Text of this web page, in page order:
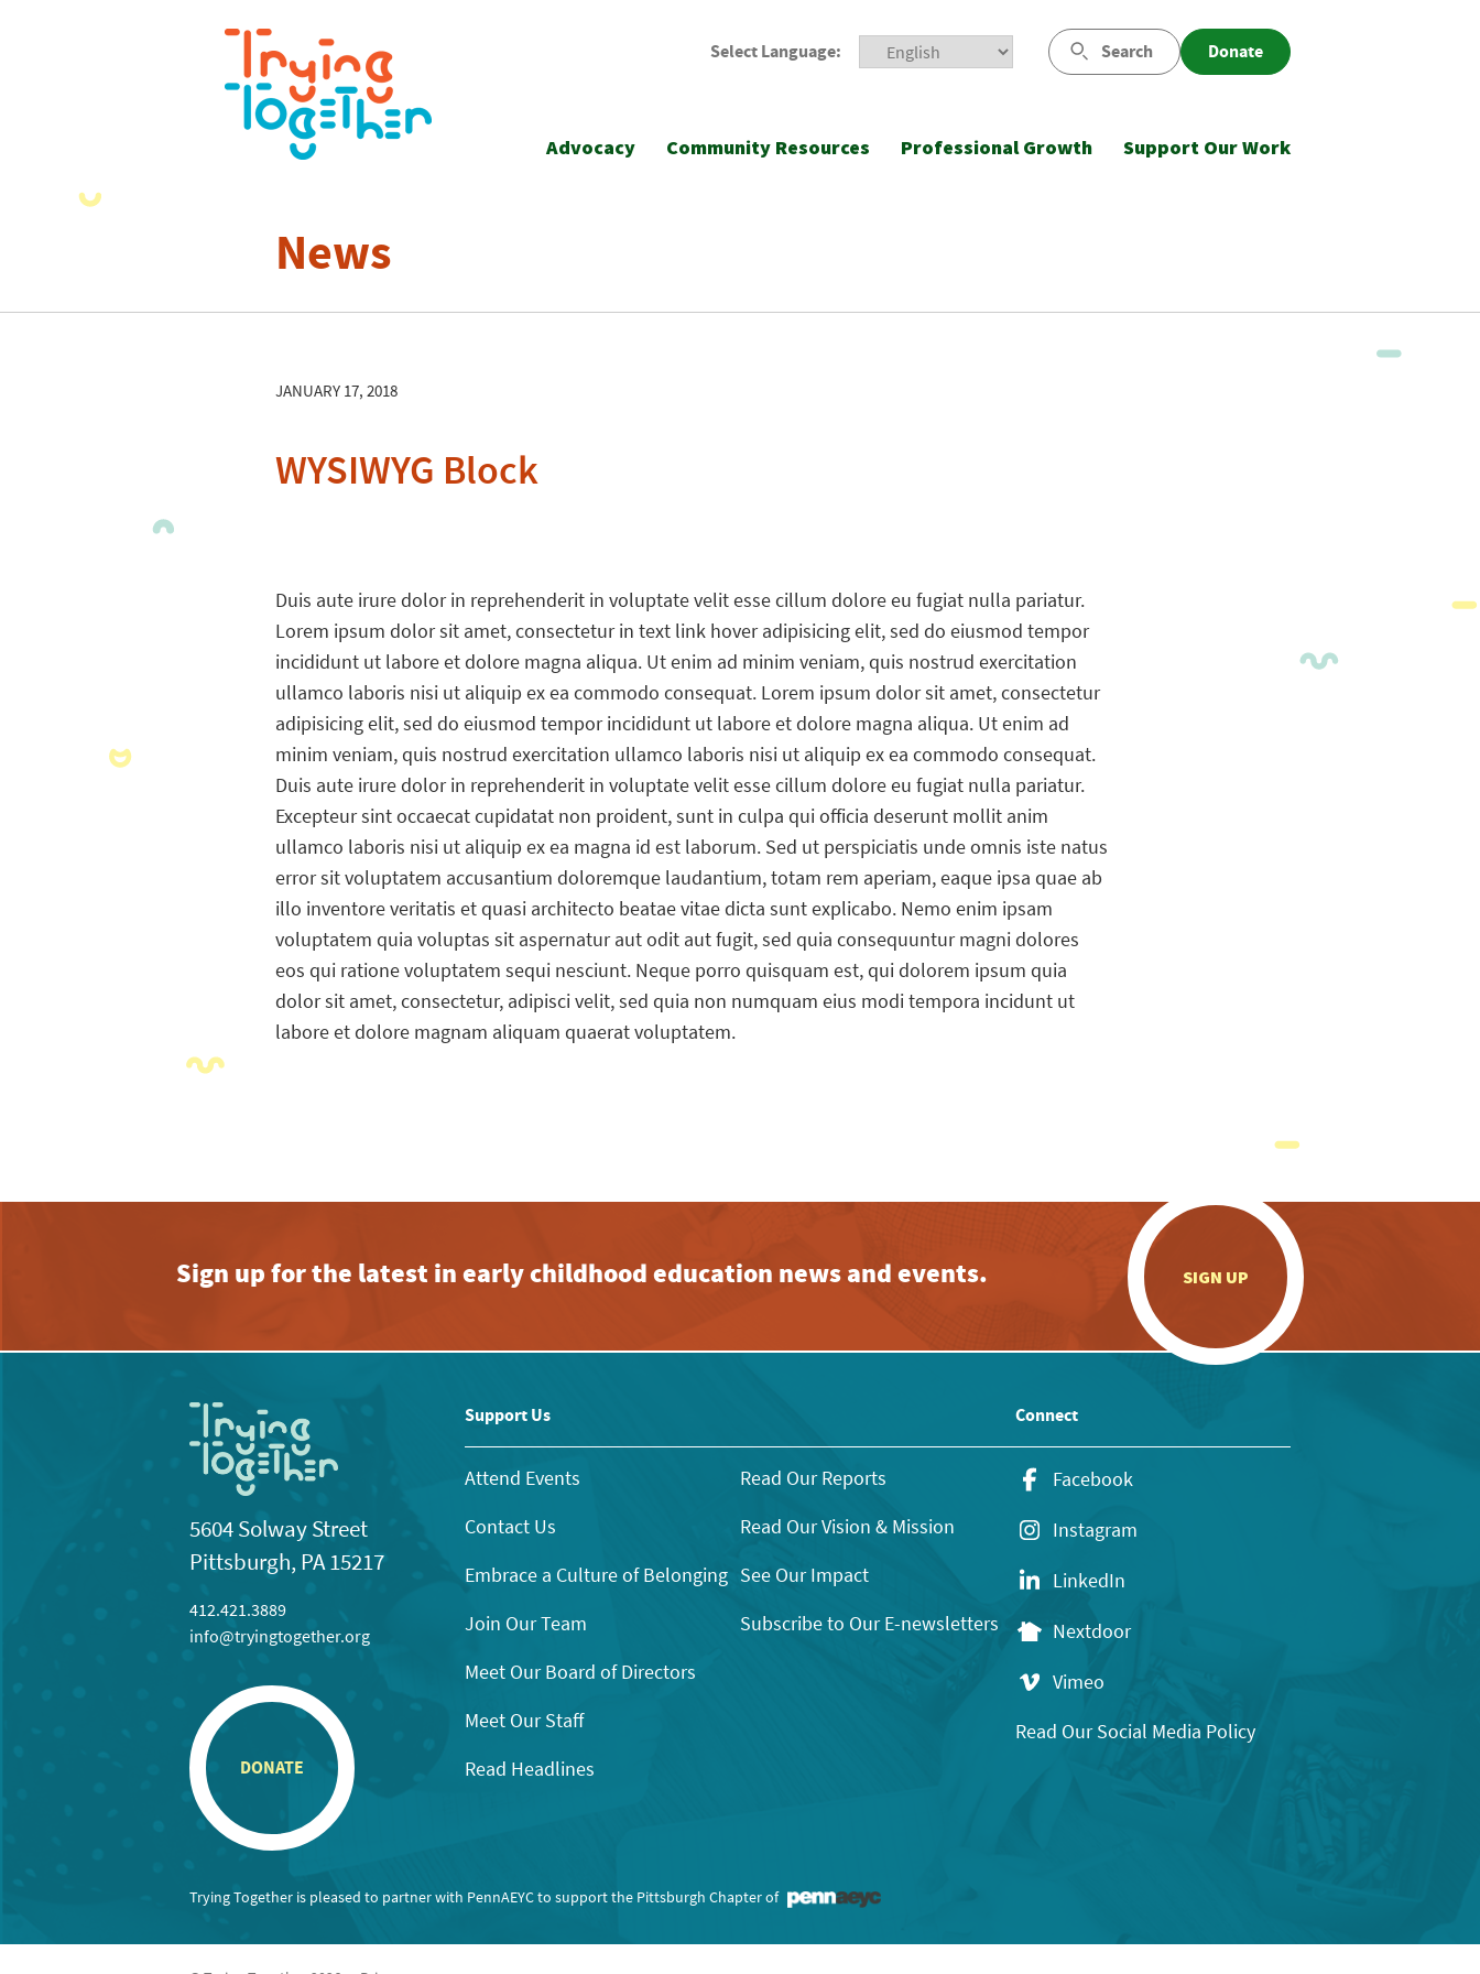
Select Language: Search Donate
Advocacy Community Resources Professional Growth Support Our Work
News
JANUARY 17, 2018
WYSIWYG Block
Duis aute irure dolor in reprehenderit in voluptate velit esse cillum dolore eu fugiat nulla pariatur.
Lorem ipsum dolor sit amet, consectetur in text link hover adipisicing elit, sed do eiusmod tempor
incididunt ut labore et dolore magna aliqua. Ut enim ad minim veniam, quis nostrud exercitation
ullamco laboris nisi ut aliquip ex ea commodo consequat. Lorem ipsum dolor sit amet, consectetur
adipisicing elit, sed do eiusmod tempor incididunt ut labore et dolore magna aliqua. Ut enim ad
minim veniam, quis nostrud exercitation ullamco laboris nisi ut aliquip ex ea commodo consequat.
Duis aute irure dolor in reprehenderit in voluptate velit esse cillum dolore eu fugiat nulla pariatur.
Excepteur sint occaecat cupidatat non proident, sunt in culpa qui officia deserunt mollit anim
ullamco laboris nisi ut aliquip ex ea magna id est laborum. Sed ut perspiciatis unde omnis iste natus
error sit voluptatem accusantium doloremque laudantium, totam rem aperiam, eaque ipsa quae ab
illo inventore veritatis et quasi architecto beatae vitae dicta sunt explicabo. Nemo enim ipsam
voluptatem quia voluptas sit aspernatur aut odit aut fugit, sed quia consequuntur magni dolores
eos qui ratione voluptatem sequi nesciunt. Neque porro quisquam est, qui dolorem ipsum quia
dolor sit amet, consectetur, adipisci velit, sed quia non numquam eius modi tempora incidunt ut
labore et dolore magnam aliquam quaerat voluptatem.
Sign up for the latest in early childhood education news and events. SIGN UP
5604 Solway Street
Pittsburgh, PA 15217
412.421.3889
info@tryingtogether.org
DONATE
Support Us
Attend Events
Contact Us
Embrace a Culture of Belonging
Join Our Team
Meet Our Board of Directors
Meet Our Staff
Read Headlines
Read Our Reports
Read Our Vision & Mission
See Our Impact
Subscribe to Our E-newsletters
Connect
Facebook
Instagram
LinkedIn
Nextdoor
Vimeo
Read Our Social Media Policy
Trying Together is pleased to partner with PennAEYC to support the Pittsburgh Chapter of